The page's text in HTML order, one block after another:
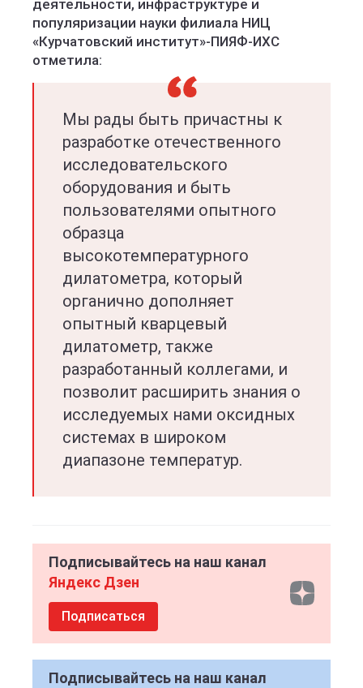
деятельности, инфраструктуре и
популяризации науки филиала НИЦ
«Курчатовский институт»-ПИЯФ-ИХС
отметила:
Мы рады быть причастны к
разработке отечественного
исследовательского
оборудования и быть
пользователями опытного
образца
высокотемпературного
дилатометра, который
органично дополняет
опытный кварцевый
дилатометр, также
разработанный коллегами, и
позволит расширить знания о
исследуемых нами оксидных
системах в широком
диапазоне температур.
Подписывайтесь на наш канал
Яндекс Дзен
Подписаться
Подписывайтесь на наш канал